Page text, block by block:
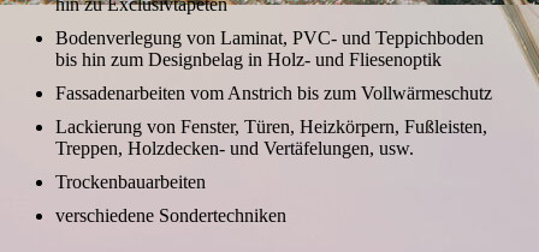
hin zu Exclusivtapeten
Bodenverlegung von Laminat, PVC- und Teppichboden
bis hin zum Designbelag in Holz- und Fliesenoptik
Fassadenarbeiten vom Anstrich bis zum Vollwärmeschutz
Lackierung von Fenster, Türen, Heizkörpern, Fußleisten,
Treppen, Holzdecken- und Vertäfelungen, usw.
Trockenbauarbeiten
verschiedene Sondertechniken